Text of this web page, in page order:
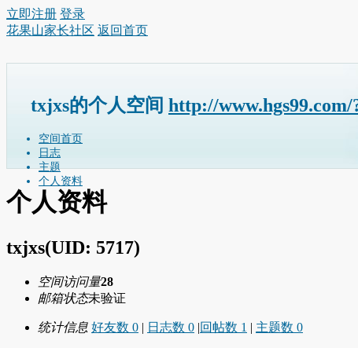
立即注册 登录
花果山家长社区 返回首页
txjxs的个人空间 http://www.hgs99.com/
空间首页
日志
主题
个人资料
个人资料
txjxs(UID: 5717)
空间访问量28
邮箱状态未验证
统计信息 好友数 0 | 日志数 0 |回帖数 1 | 主题数 0